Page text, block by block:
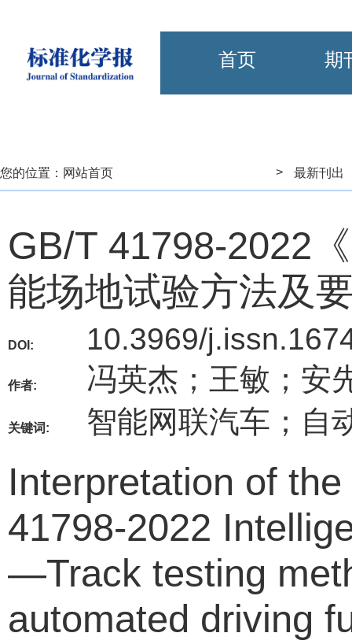
首页 期
您的位置： 网站首页 > 最新刊出
GB/T 41798-2022
能场地试验方法及
DOI: 10.3969/
作者: 冯英杰；王敏；安
关键词: 智能网联汽车；自
Interpretation of
41798-2022
—Track testing
automated driving